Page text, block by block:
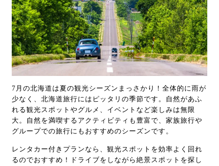
7月の北海道は夏の観光シーズンまっさかり！全体的に雨が
少なく、北海道旅行にはピッタリの季節です。自然があふ
れる観光スポットやグルメ、イベントなど楽しみは無限
大。自然を満喫するアクティビティも豊富で、家族旅行や
グループでの旅行にもおすすめのシーズンです。
レンタカー付きプランなら、観光スポットを効率よく回れ
るのでおすすめ！ドライブをしながら絶景スポットを探し